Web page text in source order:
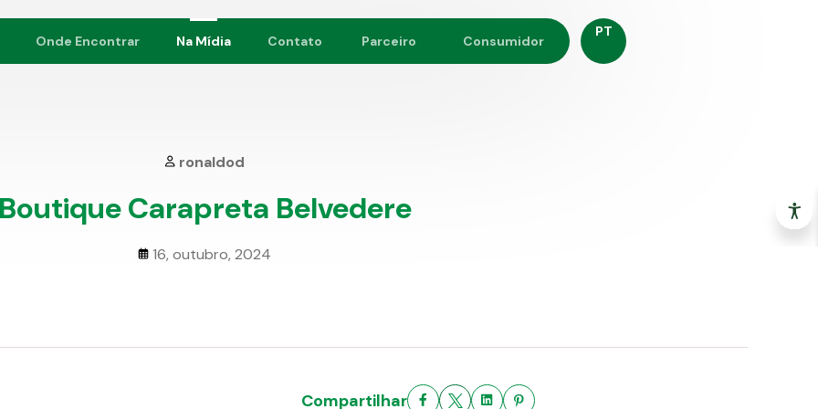
Onde Encontrar Na Mídia Contato Parceiro Consumidor
PT
ronaldod
Carapreta Belvedere
16, outubro, 2024
Compartilhar